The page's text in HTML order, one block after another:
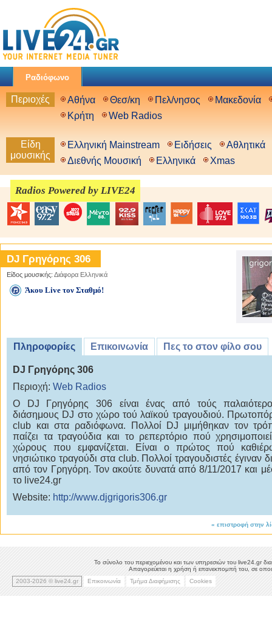
Ραδιόφωνο
Περιοχές Αθήνα Θεσ/κη Πελ/νησος
Μακεδονία
Κρήτη
Web Radios
Είδη
μουσικής
Ελληνική Mainstream Ειδήσεις
Αθλητικά
Διεθνής Μουσική
Ελληνικά Xmas
Radios Powered by LIVE24
DJ Γρηγόρης 306
Είδος μουσικής: Διάφορα Ελληνικά
Άκου Live τον Σταθμό!
Πληροφορίες Επικοινωνία Πες το στον φίλο σου
DJ Γρηγόρης 306
Περιοχή: Web Radios
Ο DJ Γρηγόρης 306 είναι ένας από τούς
διάσημους DJ στο χώρο τού λαϊκού τραγουδιού.
club και στα ραδιόφωνα. Πολλοί DJ μιμήθηκαν τον
παίζει τα τραγούδια και το ρεπερτόριο πού
χώρους που εμφανίζεται. Είναι ο πρώτος πού
νησιώτικο τραγούδι στα club. Πολλοί τραγουδιστές έγιναν
από τον Γρηγόρη. Τον ακούτε δυνατά από 8/11/2017 και
το live24.gr
Website: http://www.djgrigoris306.gr
« επιστροφή στην
Το σύνολο του περιεχομένου και των υπηρεσιών του live24.gr
Απαγορεύεται η χρήση ή επανεκπομπή του, σε
2003-2026 © live24.gr
Επικοινωνία Τμήμα Διαφήμισης Cookies